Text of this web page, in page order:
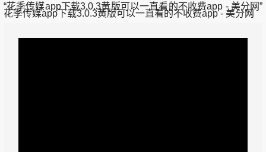
“花季传媒app下载3.0.3黄版可以一直看的不收费app - 美分网”
花季传媒app下载3.0.3黄版可以一直看的不收费app - 美分网